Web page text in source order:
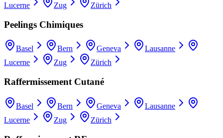
Lucerne
Zug Zürich
Peelings Chimiques
Basel Bern Geneva
Lausanne
Lucerne
Zug Zürich
Raffermissement Cutané
Basel Bern Geneva
Lausanne
Lucerne
Zug Zürich